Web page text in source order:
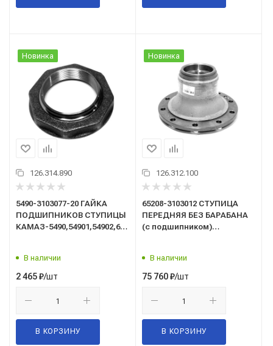
Новинка
126.314.890
5490-3103077-20 ГАЙКА
ПОДШИПНИКОВ СТУПИЦЫ
КАМАЗ-5490,54901,54902,65629
В наличии
2 465₽/шт
В КОРЗИНУ
Новинка
126.312.100
65208-3103012 СТУПИЦА
ПЕРЕДНЯЯ БЕЗ БАРАБАНА
(с подшипником)
В наличии
75 760₽/шт
В КОРЗИНУ